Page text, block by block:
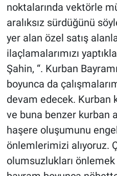
noktalarında vektörle
aralıksız sürdüğünü
yer alan özel satış
ilaçlamalarımızı
Şahin, “. Kurban
boyunca da
devam edecek. Kurban
ve buna benzer kurban
haşere oluşumunu
önlemlerimizi alıyoruz.
olumsuzlukları